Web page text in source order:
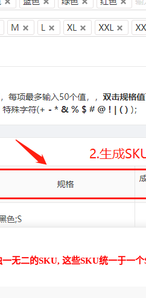
无二的SKU, 这些SKU统一于一